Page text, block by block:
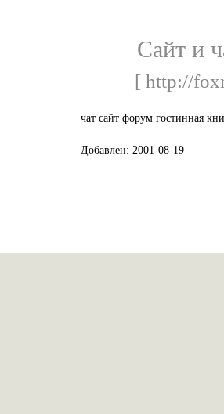
Сайт и
[ http://
чат сайт форум гостинная
Добавлен: 2001-08-19